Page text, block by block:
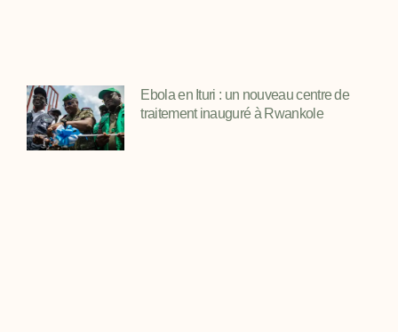
Ebola en Ituri : un nouveau centre de
traitement inauguré à Rwankole